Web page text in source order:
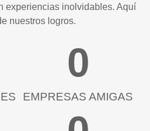
experiencias inolvidables. Aquí
nuestros logros.
EMPRESAS AMIGAS
0